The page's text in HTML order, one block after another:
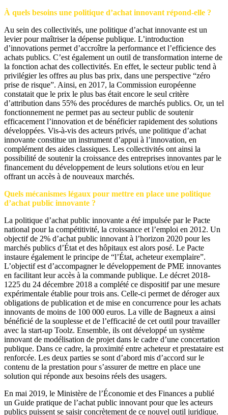
À quels besoins une politique d’achat innovant répond-elle ?
Au sein des collectivités, une politique d’achat innovante est un
levier pour maîtriser la dépense publique. L’introduction
d’innovations permet d’accroître la performance et l’efficience des
achats publics. C’est également un outil de transformation interne de
la fonction achat des collectivités. En effet, le secteur public tend à
privilégier les offres au plus bas prix, dans une perspective “zéro
prise de risque”. Ainsi, en 2017, la Commission européenne
constatait que le prix le plus bas était encore le seul critère
d’attribution dans 55% des procédures de marchés publics. Or, un tel
fonctionnement ne permet pas au secteur public de soutenir
efficacement l’innovation et de bénéficier rapidement des solutions
développées. Vis-à-vis des acteurs privés, une politique d’achat
innovante constitue un instrument d’appui à l’innovation, en
complément des aides classiques. Les collectivités ont ainsi la
possibilité de soutenir la croissance des entreprises innovantes par le
financement du développement de leurs solutions et/ou en leur
offrant un accès à de nouveaux marchés.
Quels mécanismes légaux pour mettre en place une politique
d’achat public innovante ?
La politique d’achat public innovante a été impulsée par le Pacte
national pour la compétitivité, la croissance et l’emploi en 2012. Un
objectif de 2% d’achat public innovant à l’horizon 2020 pour les
marchés publics d’État et des hôpitaux est alors posé. Le Pacte
instaure également le principe de “l’État, acheteur exemplaire”.
L’objectif est d’accompagner le développement de PME innovantes
en facilitant leur accès à la commande publique. Le décret 2018-
1225 du 24 décembre 2018 a complété ce dispositif par une mesure
expérimentale établie pour trois ans. Celle-ci permet de déroger aux
obligations de publication et de mise en concurrence pour les achats
innovants de moins de 100 000 euros. La ville de Bagneux a ainsi
bénéficié de la souplesse et de l’efficacité de cet outil pour travailler
avec la start-up Toolz. Ensemble, ils ont développé un système
innovant de modélisation de projet dans le cadre d’une concertation
publique. Dans ce cadre, la proximité entre acheteur et prestataire est
renforcée. Les deux parties se sont d’abord mis d’accord sur le
contenu de la prestation pour s’assurer de mettre en place une
solution qui réponde aux besoins réels des usagers.
En mai 2019, le Ministère de l’Économie et des Finances a publié
un Guide pratique de l’achat public innovant pour que les acteurs
publics puissent se saisir concrètement de ce nouvel outil juridique.